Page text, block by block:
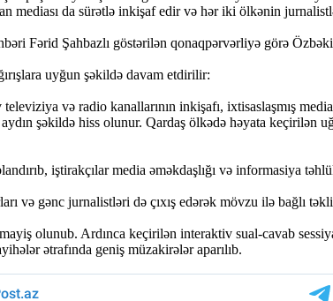
da sürətlə inkişaf edir və hər iki ölkənin
Fərid Şahbazlı göstərilən qonaqpərvərliyə görə
uyğun şəkildə davam etdirilir:
və radio kanallarının inkişafı, ixtisaslaşmış
şəkildə hiss olunur. Qardaş ölkədə həyata keçirilən
iştirakçılar media əməkdaşlığı və informasiya
və gənc jurnalistləri də çıxış edərək mövzu ilə bağlı
olunub. Ardınca keçirilən interaktiv sual-cavab
ətrafında geniş müzakirələr aparılıb.